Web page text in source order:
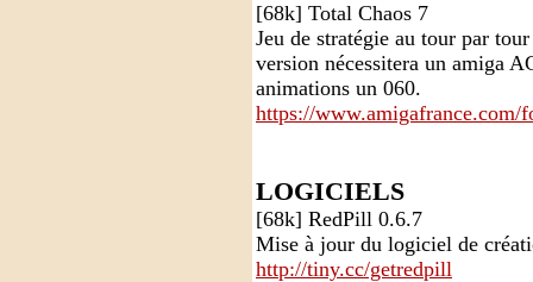
[68k] Total Chaos 7
Jeu de stratégie au tour par
version nécessitera un amiga
animations un 060.
https://www.amigafrance.com/
LOGICIELS
[68k] RedPill 0.6.7
Mise à jour du logiciel de
http://tiny.cc/getredpill